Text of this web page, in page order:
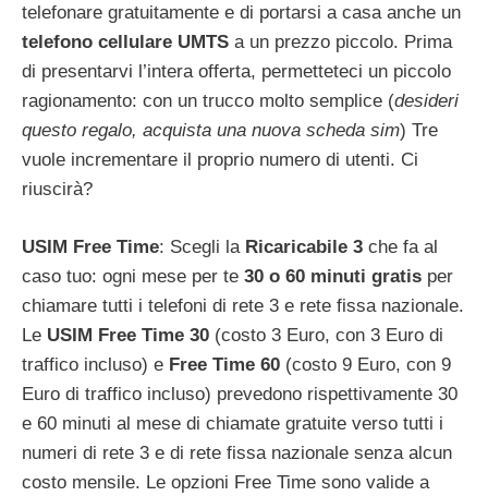
telefonare gratuitamente e di portarsi a casa anche un
telefono cellulare UMTS a un prezzo piccolo. Prima
di presentarvi l’intera offerta, permetteteci un piccolo
ragionamento: con un trucco molto semplice (desideri
questo regalo, acquista una nuova scheda sim) Tre
vuole incrementare il proprio numero di utenti. Ci
riuscirà?
USIM Free Time: Scegli la Ricaricabile 3 che fa al
caso tuo: ogni mese per te 30 o 60 minuti gratis per
chiamare tutti i telefoni di rete 3 e rete fissa nazionale.
Le USIM Free Time 30 (costo 3 Euro, con 3 Euro di
traffico incluso) e Free Time 60 (costo 9 Euro, con 9
Euro di traffico incluso) prevedono rispettivamente 30
e 60 minuti al mese di chiamate gratuite verso tutti i
numeri di rete 3 e di rete fissa nazionale senza alcun
costo mensile. Le opzioni Free Time sono valide a